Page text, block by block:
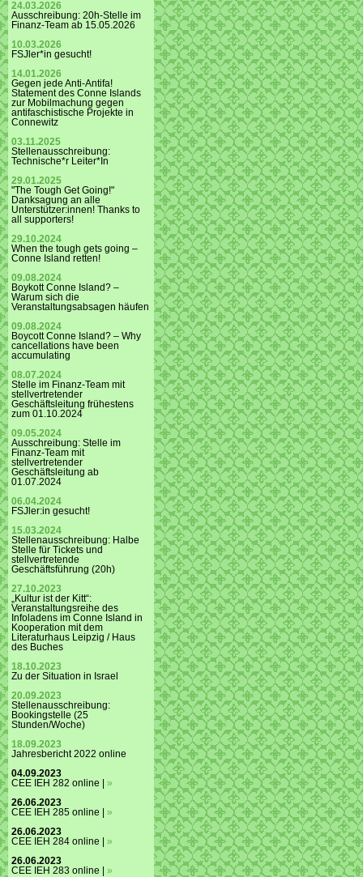
24.03.2026
Ausschreibung: 20h-Stelle im
Finanz-Team ab 15.05.2026
10.03.2026
FSJler*in gesucht!
14.01.2026
Gegen jede Anti-Antifa!
Statement des Conne Islands
zur Mobilmachung gegen
antifaschistische Projekte in
Connewitz
03.11.2025
Stellenausschreibung:
Technische*r Leiter*In
29.01.2025
"The Tough Get Going!"
Danksagung an alle
Unterstützer:innen! Thanks to
all supporters!
29.10.2024
When the tough gets going –
Conne Island retten!
09.08.2024
Boykott Conne Island? –
Warum sich die
Veranstaltungsabsagen häufen
09.08.2024
Boycott Conne Island? – Why
cancellations have been
accumulating
08.07.2024
Stelle im Finanz-Team mit
stellvertretender
Geschäftsleitung frühestens
zum 01.10.2024
09.05.2024
Ausschreibung: Stelle im
Finanz-Team mit
stellvertretender
Geschäftsleitung ab
01.07.2024
06.04.2024
FSJler:in gesucht!
15.03.2024
Stellenausschreibung: Halbe
Stelle für Tickets und
stellvertretende
Geschäftsführung (20h)
27.10.2023
„Kultur ist der Kitt“:
Veranstaltungsreihe des
Infoladens im Conne Island in
Kooperation mit dem
Literaturhaus Leipzig / Haus
des Buches
18.10.2023
Zu der Situation in Israel
20.09.2023
Stellenausschreibung:
Bookingstelle (25
Stunden/Woche)
18.09.2023
Jahresbericht 2022 online
04.09.2023
CEE IEH 282 online | »
26.06.2023
CEE IEH 285 online | »
26.06.2023
CEE IEH 284 online | »
26.06.2023
CEE IEH 283 online | »